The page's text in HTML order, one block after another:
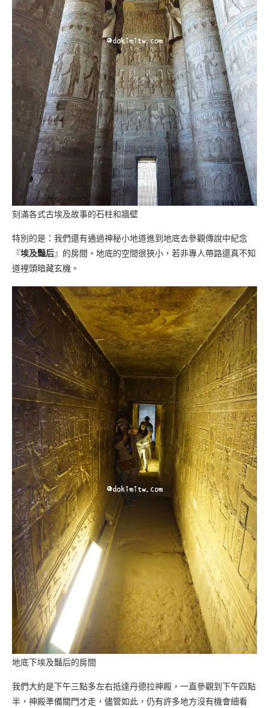
刻滿各式古埃及故事的石柱和牆壁
特別的是：我們還有通過神秘小地道進到地底去參觀傳說中紀念
『埃及豔后』的房間。地底的空間很狹小，若非專人帶路還真不知
道裡頭暗藏玄機。
地底下埃及豔后的房間
我們大約是下午三點多左右抵達丹德拉神殿，一直參觀到下午四點
半，神殿準備關門才走，儘管如此，仍有許多地方沒有機會細看